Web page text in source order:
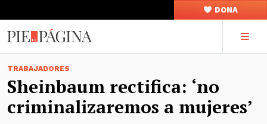
DONA
TRABAJADORES
Sheinbaum rectifica: ‘no
criminalizaremos a mujeres’